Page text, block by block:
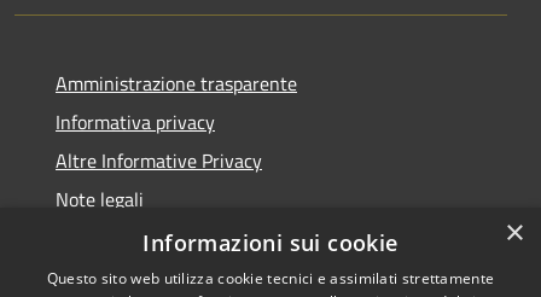
Amministrazione trasparente
Informativa privacy
Altre Informative Privacy
Note legali
Dichiarazione di accessibilità
×
Informazioni sui cookie
Questo sito web utilizza cookie tecnici e assimilati strettamente